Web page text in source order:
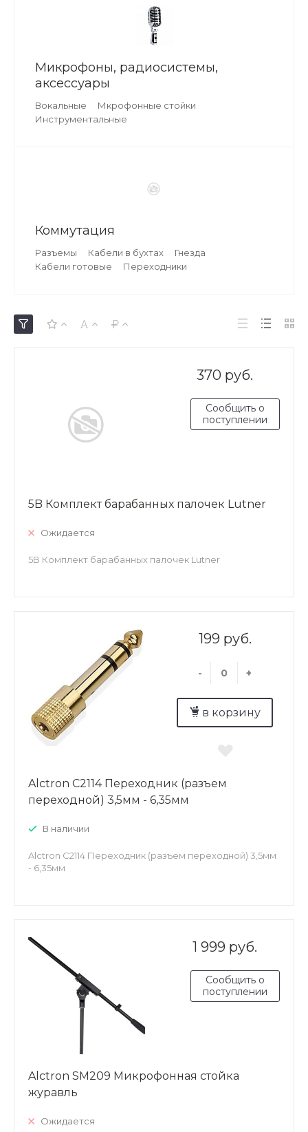
Микрофоны, радиосистемы,
аксессуары
Вокальные
Мкрофонные стойки
Инструментальные
Коммутация
Разъемы Кабели в бухтах
Гнезда
Кабели готовые
Переходники
370 руб.
Сообщить о
поступлении
5B Комплект барабанных палочек Lutner
Ожидается
5B Комплект барабанных палочек Lutner
199 руб.
- +
в корзину
Alctron C2114 Переходник (разъем
переходной) 3,5мм - 6,35мм
В наличии
Alctron C2114 Переходник (разъем переходной) 3,5мм
- 6,35мм
1 999 руб.
Сообщить о
поступлении
Alctron SM209 Микрофонная стойка
журавль
Ожидается